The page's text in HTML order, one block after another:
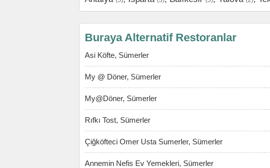
Buraya Alternatif Restoranlar
Asi Köfte, Sümerler
My @ Döner, Sümerler
My@Döner, Sümerler
Rıfkı Tost, Sümerler
Çiğköfteci Omer Usta Sumerler, Sümerler
Annemin Nefis Ev Yemekleri, Sümerler